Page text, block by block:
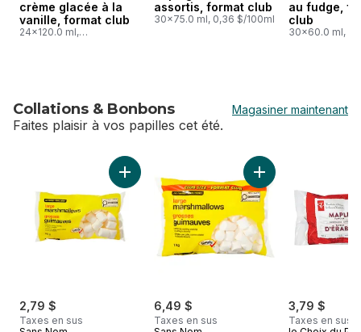
crème glacée à la
vanille, format club
24x120.0 ml,
assortis, format club
30x75.0 ml, 0,36 $/100ml
au fudge,
club
30x60.0 ml,
Collations & Bonbons Magasiner maintenant
Faites plaisir à vos papilles cet été.
sauter Collations & Bonbons
2,79 $
Taxes en sus
Ajouter Grosses guimauves au panier
6,49 $
Taxes en sus
Ajouter Grosses
3,79 $
Taxes en sus